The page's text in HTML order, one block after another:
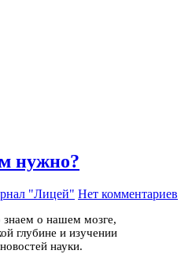
нужно?
"Лицей" Нет комментариев
о нашем мозге,
глубине и изучении
науки.